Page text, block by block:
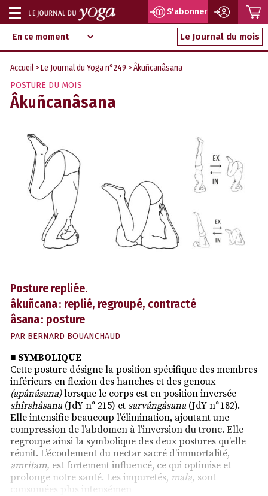
Aller
au
contenu
d‘information
indépendant
Afficher
ou
masquer
la
navigation
S'abonner
Le Journal du mois
Accueil >Le Journal du Yoga n°249 > Âkuñcanâsana
POSTURE DU MOIS
Âkuñcanâsana
Posture repliée.
âkuñcana : replié, regroupé, contracté
âsana : posture
PAR BERNARD BOUANCHAUD
■ SYMBOLIQUE
Cette posture désigne la position spécifique des membres
inférieurs en flexion des hanches et des genoux
(apânâsana)lorsque le corps est en position inversée –
shîrshâsana (JdY n° 215) et sarvângâsana (JdY n° 182).
Elle intensifie beaucoup l’élimination, ajoutant une
compression de l’abdomen à l’inversion du tronc. Elle
regroupe ainsi la symbolique des deux postures qu’elle
réunit. L’écoulement du nectar sacré d’immortalité,
amritam, est fortement influencé, ce qui optimise et
prolonge notre santé. Les impuretés, mala, sont
consumées plus intensémen